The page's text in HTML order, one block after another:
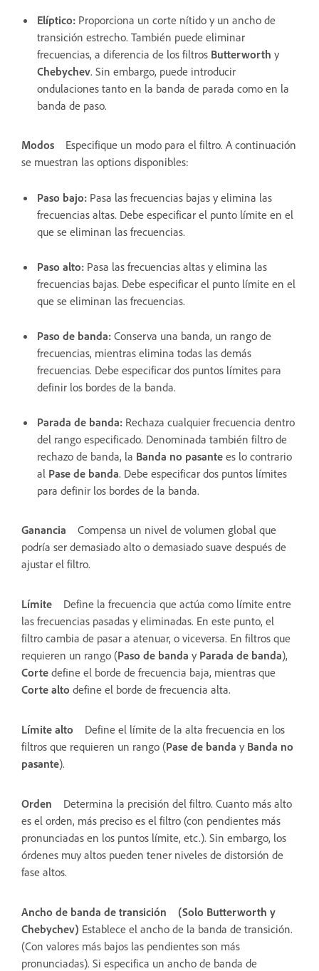
Elíptico: Proporciona un corte nítido y un ancho de
transición estrecho. También puede eliminar
frecuencias, a diferencia de los filtros Butterworth y
Chebychev. Sin embargo, puede introducir
ondulaciones tanto en la banda de parada como en la
banda de paso.
Modos
Especifique un modo para el filtro. A continuación
se muestran las options disponibles:
Paso bajo: Pasa las frecuencias bajas y elimina las
frecuencias altas. Debe especificar el punto límite en el
que se eliminan las frecuencias.
Paso alto: Pasa las frecuencias altas y elimina las
frecuencias bajas. Debe especificar el punto límite en el
que se eliminan las frecuencias.
Paso de banda: Conserva una banda, un rango de
frecuencias, mientras elimina todas las demás
frecuencias. Debe especificar dos puntos límites para
definir los bordes de la banda.
Parada de banda: Rechaza cualquier frecuencia dentro
del rango especificado. Denominada también filtro de
rechazo de banda, la Banda no pasante es lo contrario
al Pase de banda. Debe especificar dos puntos límites
para definir los bordes de la banda.
Ganancia
Compensa un nivel de volumen global que
podría ser demasiado alto o demasiado suave después de
ajustar el filtro.
Límite
Define la frecuencia que actúa como límite entre
las frecuencias pasadas y eliminadas. En este punto, el
filtro cambia de pasar a atenuar, o viceversa. En filtros que
requieren un rango (Paso de banda y Parada de banda),
Corte define el borde de frecuencia baja, mientras que
Corte alto define el borde de frecuencia alta.
Límite alto
Define el límite de la alta frecuencia en los
filtros que requieren un rango (Pase de banda y Banda no
pasante).
Orden
Determina la precisión del filtro. Cuanto más alto
es el orden, más preciso es el filtro (con pendientes más
pronunciadas en los puntos límite, etc.). Sin embargo, los
órdenes muy altos pueden tener niveles de distorsión de
fase altos.
Ancho de banda de transición
(Solo Butterworth y
Chebychev) Establece el ancho de la banda de transición.
(Con valores más bajos las pendientes son más
pronunciadas). Si especifica un ancho de banda de